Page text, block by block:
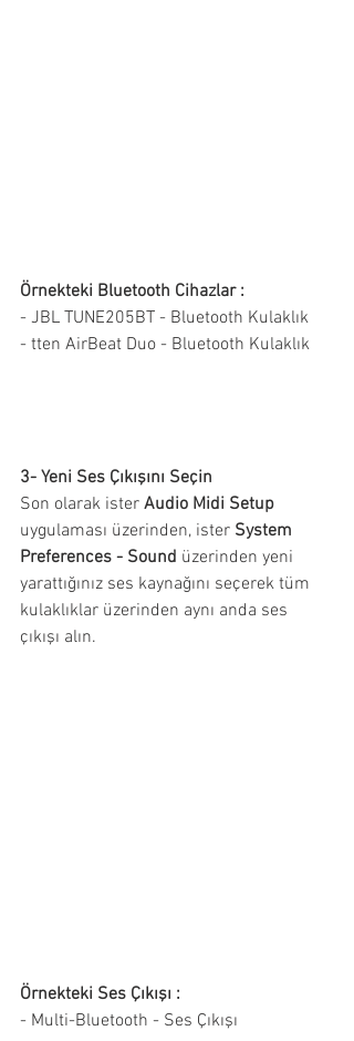
Örnekteki Bluetooth Cihazlar :
- JBL TUNE205BT - Bluetooth Kulaklık
- tten AirBeat Duo - Bluetooth Kulaklık
3- Yeni Ses Çıkışını Seçin
Son olarak ister Audio Midi Setup
uygulaması üzerinden, ister System
Preferences - Sound üzerinden yeni
yarattığınız ses kaynağını seçerek tüm
kulaklıklar üzerinden aynı anda ses
çıkışı alın.
Örnekteki Ses Çıkışı :
- Multi-Bluetooth - Ses Çıkışı